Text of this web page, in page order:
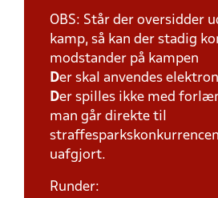
OBS: Står der oversidder
kamp, så kan der stadig
modstander på kampen
Der skal anvendes
Der spilles ikke med
man går direkte til
uafgjort.
Runder: